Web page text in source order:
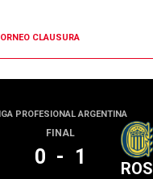
CLAUSURA
PROFESIONAL ARGENTINA
FINAL
0 - 1 ROS